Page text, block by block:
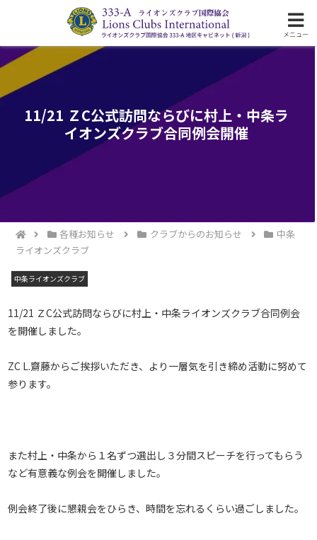
ライオンズクラブ国際協会333-A地区の活動
11/21 ＺC公式訪問ならびに村上・中条ラ
イオンズクラブ合同例会開催
各種お知らせ クラブからのお知らせ
中条
ライオンズクラブ
中条ライオンズクラブ
11/21 ＺC公式訪問ならびに村上・中条ライオンズクラブ合同例会
を開催しました。
ZC L.齋藤からご挨拶いただき、より一層気を引き締め活動に努めて
参ります。
また村上・中条から１名ずつ選出し３分間スピーチを行ってもらう
など有意義な例会を開催しました。
例会終了後に懇親会をひらき、時間を忘れるくらい過ごしました。
メニュー